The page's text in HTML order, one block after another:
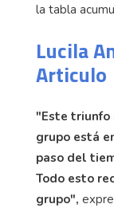
la tabla
Lucila
Articulo
"Este triunfo
grupo está
paso del
Todo esto
grupo",